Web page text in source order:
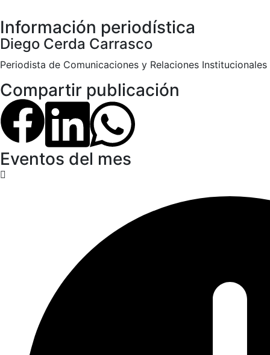
Información periodística
Diego Cerda Carrasco
Periodista de Comunicaciones y Relaciones Institucionales
Compartir publicación
Eventos del mes